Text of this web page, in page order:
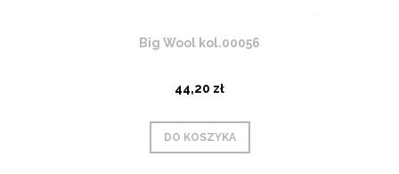
Big Wool kol.00056
44,20 zł
DO KOSZYKA